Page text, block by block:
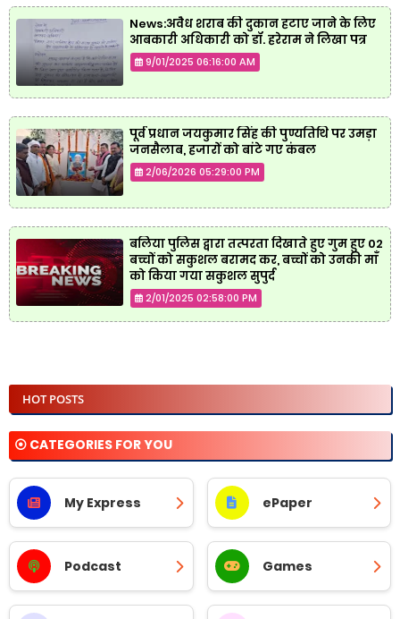
News:अवैध शराब की दुकान हटाए जाने के लिए
आबकारी अधिकारी को डॉ. हरेराम ने लिखा पत्र
9/01/2025 06:16:00 AM
पूर्व प्रधान जयकुमार सिंह की पुण्यतिथि पर उमड़ा
जनसैलाब, हजारों को बांटे गए कंबल
2/06/2026 05:29:00 PM
बलिया पुलिस द्वारा तत्परता दिखाते हुए गुम हुए 02
बच्चों को सकुशल बरामद कर, बच्चों को उनकी माँ
को किया गया सकुशल सुपुर्द
2/01/2025 02:58:00 PM
HOT POSTS
⦿ CATEGORIES FOR YOU
My Express ePaper
Podcast Games